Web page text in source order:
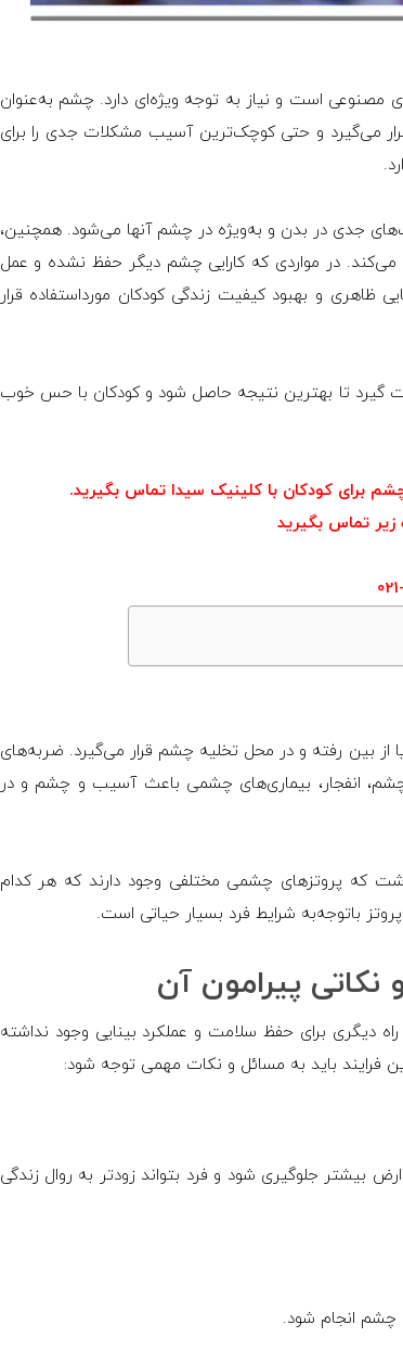
است و نیاز به توجه ویژه‌ای دارد. چشم به‌عنوان
می‌گیرد و حتی کوچک‌ترین آسیب مشکلات جدی را برای
جدی در بدن و به‌ویژه در چشم آنها می‌شود. همچنین،
در مواردی که کارایی چشم دیگر حفظ نشده و عمل
ظاهری و بهبود کیفیت زندگی کودکان مورداستفاده قرار
گیرد تا بهترین نتیجه حاصل شود و کودکان با حس خوب
برای کودکان با کلینیک سیدا تماس بگیرید.
زیر تماس بگیرید
بین رفته و در محل تخلیه چشم قرار می‌گیرد. ضربه‌های
انفجار، بیماری‌های چشمی باعث آسیب و چشم و در
که پروتزهای چشمی مختلفی وجود دارند که هر کدام
باتوجه‌به شرایط فرد بسیار حیاتی است.
نکاتی پیرامون آن
دیگری برای حفظ سلامت و عملکرد بینایی وجود نداشته
فرایند باید به مسائل و نکات مهمی توجه شود:
بیشتر جلوگیری شود و فرد بتواند زودتر به روال زندگی
چشم انجام شود.